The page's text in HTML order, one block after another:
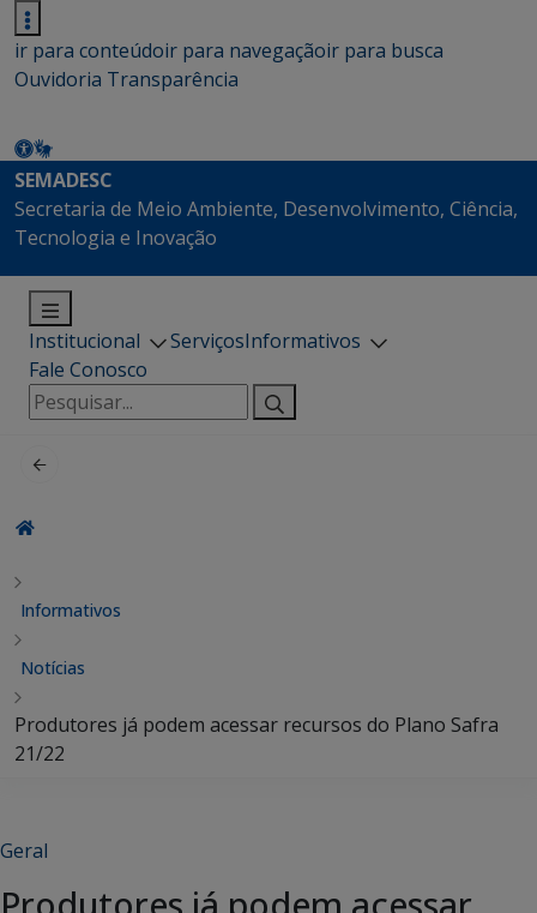
ir para conteúdoir para navegaçãoir para busca
Ouvidoria Transparência
SEMADESC
Secretaria de Meio Ambiente, Desenvolvimento, Ciência,
Tecnologia e Inovação
Institucional ServiçosInformativos
Fale Conosco
Pesquisar
por:
Informativos
Notícias
Produtores já podem acessar recursos do Plano Safra
21/22
Geral